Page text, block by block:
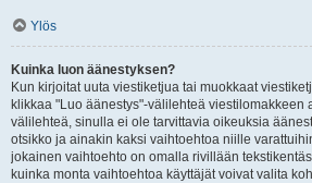
Ylös
Kuinka luon äänestyksen?
Kun kirjoitat uuta viestiketjua tai muokkaat
klikkaa "Luo äänestys"-välilehteä viestilomakkeen
välilehteä, sinulla ei ole tarvittavia oikeuksia
otsikko ja ainakin kaksi vaihtoehtoa niille
jokainen vaihtoehto on omalla rivillään
kuinka monta vaihtoehtoa käyttäjät voivat valita